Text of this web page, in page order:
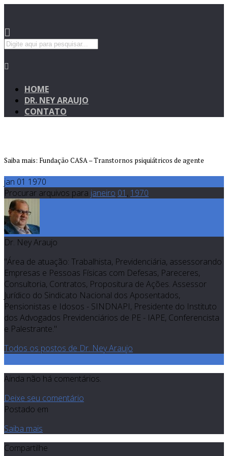
HOME
DR. NEY ARAUJO
CONTATO
Saiba mais: Fundação CASA – Transtornos psiquiátricos de agente
jan 01 1970
Procurar arquivos para janeiro 01 , 1970
Dr. Ney Araujo
"Área de atuação: Trabalhista, Previdenciária, assessorando
Empresas e Pessoas Físicas com Defesas, Pareceres,
Consultoria, Contratos, Propositura de Ações. Assessor
Jurídico do Sindicato Nacional dos Aposentados,
Pensionistas e Idosos - SINDNAPI, Presidente do Instituto
dos Advogados Previdenciários de PE - IAPE, Conferencista
e Palestrante."
Todos os postos de Dr. Ney Araujo
Ainda não há comentários.
Deixe seu comentário
Postado em
Saiba mais
Compartilhe